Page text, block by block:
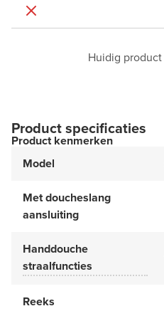
Huidig product
Product specificaties
Product kenmerken
Model
Met doucheslang
aansluiting
Handdouche
straalfuncties
Reeks